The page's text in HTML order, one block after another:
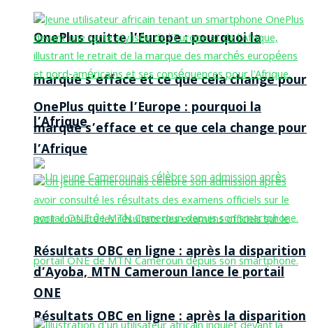
OnePlus quitte l’Europe : pourquoi la
marque s’efface et ce que cela change pour
l’Afrique
Résultats OBC en ligne : après la disparition
OnePlus quitte l’Europe : pourquoi la
marque s’efface et ce que cela change pour
l’Afrique
Résultats OBC en ligne : après la disparition
d’Ayoba, MTN Cameroun lance le portail
ONE